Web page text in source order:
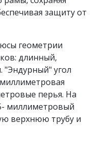
защиту от
геометрии
длинный,
"Эндурный" угол
перья. На
миллиметровый
верхнюю трубу и